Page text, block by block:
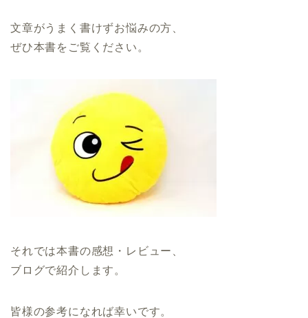
文章がうまく書けずお悩みの方、
ぜひ本書をご覧ください。
それでは本書の感想・レビュー、
ブログで紹介します。
皆様の参考になれば幸いです。